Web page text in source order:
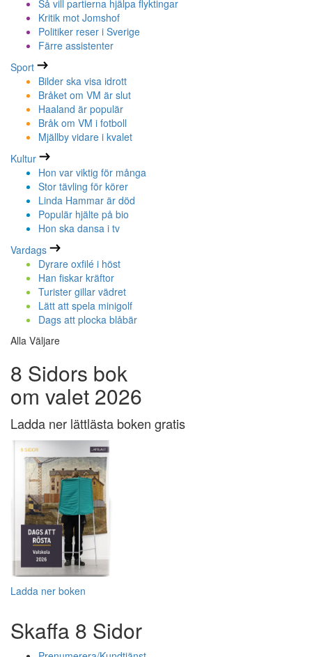
Så vill partierna hjälpa flyktingar
Kritik mot Jomshof
Politiker reser i Sverige
Färre assistenter
Sport
Bilder ska visa idrott
Bråket om VM är slut
Haaland är populär
Bråk om VM i fotboll
Mjällby vidare i kvalet
Kultur
Hon var viktig för många
Stor tävling för körer
Linda Hammar är död
Populär hjälte på bio
Hon ska dansa i tv
Vardags
Dyrare oxfilé i höst
Han fiskar kräftor
Turister gillar vädret
Lätt att spela minigolf
Dags att plocka blåbär
Alla Väljare
8 Sidors bok
om valet 2026
Ladda ner lättlästa boken gratis
Ladda ner boken
Skaffa 8 Sidor